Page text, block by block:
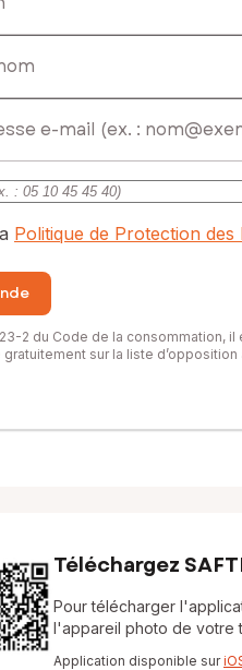
au RSAC de SAINT-
Politique de Protection
2 du Code de la consommation,
gratuitement sur la liste
Téléchargez
Pour télécharger
l'appareil photo de votre
Application disponible sur